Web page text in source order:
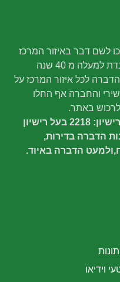
לשם דבר באיזור המרכז
ובמדינת ישראל בכלל. החברה עובדת למעלה מ 40 שנה
לכל איזור המרכז על
שירי והחברה אף החלו
לרכוש באתר.
שם המדביר: מור אזולאי מספר רישיון: 2218 בעל רישיון
הדברה בדירות,
הדברה באיוד.
וידיאו